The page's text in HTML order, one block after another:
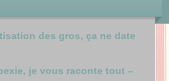
des gros, ça ne date
je vous raconte tout –